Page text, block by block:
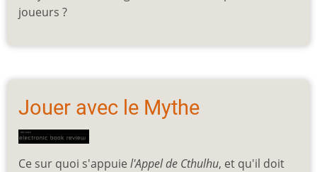
joueurs ?
Jouer avec le Mythe
Ce sur quoi s'appuie l'Appel de Cthulhu, et qu'il doit